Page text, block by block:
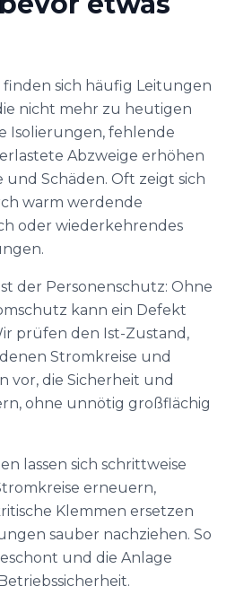
sich häufig Leitungen
nicht mehr zu heutigen
Isolierungen, fehlende
Abzweige erhöhen
und Schäden. Oft zeigt sich
warm werdende
oder wiederkehrendes
der Personenschutz: Ohne
kann ein Defekt
prüfen den Ist-Zustand,
Stromkreise und
vor, die Sicherheit und
ohne unnötig großflächig
lassen sich schrittweise
erneuern,
Klemmen ersetzen
sauber nachziehen. So
und die Anlage